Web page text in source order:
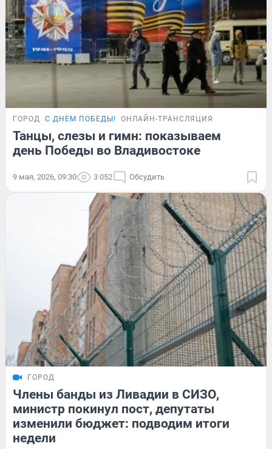
ГОРОД С ДНЕМ ПОБЕДЫ! ОНЛАЙН-ТРАНСЛЯЦИЯ
Танцы, слезы и гимн: показываем
день Победы во Владивостоке
9 мая, 2026, 09:30 3 052 Обсудить
ГОРОД
Члены банды из Ливадии в СИЗО,
министр покинул пост, депутаты
изменили бюджет: подводим итоги
недели